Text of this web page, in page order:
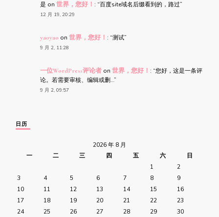
是 on 世界，您好！ : “百度site域名后缀看到的，路过”
12 月 19, 20:29
yaoyao on 世界，您好！ : “测试”
9 月 2, 11:28
一位WordPress评论者 on 世界，您好！ : “您好，这是一条评
论。若需要审核、编辑或删…”
9 月 2, 09:57
日历
2026 年 8 月
一
二 三 四 五 六
日
1
2
3
4 5 6 7 8
9
10
11 12 13 14 15
16
17
18 19 20 21 22
23
24
25 26 27 28 29
30